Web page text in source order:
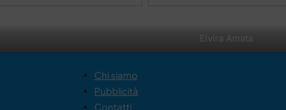
Elvira Amata
Chi siamo
Pubblicità
Contatti